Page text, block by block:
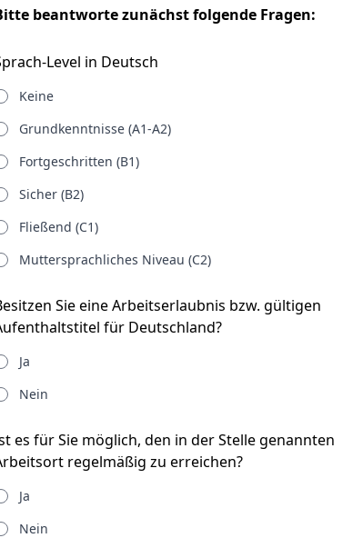
beantworte zunächst folgende Fragen:
Level in Deutsch
Keine
Grundkenntnisse (A1-A2)
Fortgeschritten (B1)
Sicher (B2)
Fließend (C1)
Muttersprachliches Niveau (C2)
Sie eine Arbeitserlaubnis bzw. gültigen
für Deutschland?
Ja
Nein
es für Sie möglich, den in der Stelle genannten
regelmäßig zu erreichen?
Ja
Nein